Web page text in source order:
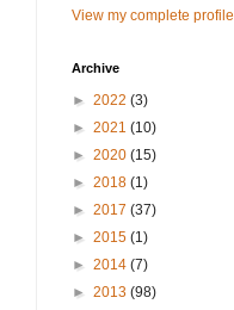
View my complete profile
Archive
► 2022 (3)
► 2021 (10)
► 2020 (15)
► 2018 (1)
► 2017 (37)
► 2015 (1)
► 2014 (7)
► 2013 (98)